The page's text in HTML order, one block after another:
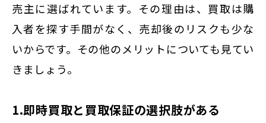
売主に選ばれています。その理由は、買取は購
入者を探す手間がなく、売却後のリスクも少な
いからです。その他のメリットについても見てい
きましょう。
1.即時買取と買取保証の選択肢がある